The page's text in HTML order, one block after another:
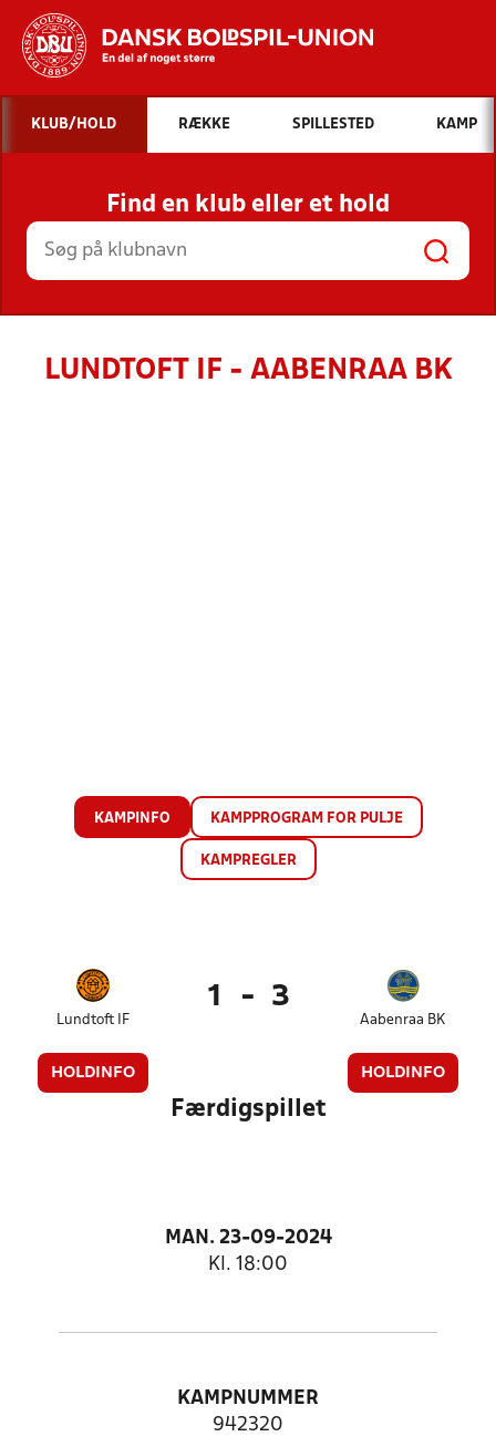
Hvad vil du søge efter?
INDHOLD OG NYHEDER
STILLINGER, RESULTATER, KLUBBER OG
HOLD
KLUB/HOLD RÆKKE SPILLESTED KAMP
Find en klub eller et hold
LUNDTOFT IF - AABENRAA BK
KAMPINFO KAMPPROGRAM FOR PULJE
KAMPREGLER
Lundtoft IF
HOLDINFO
1 - 3
Aabenraa BK
HOLDINFO
Færdigspillet
MAN. 23-09-2024
Kl. 18:00
KAMPNUMMER
942320